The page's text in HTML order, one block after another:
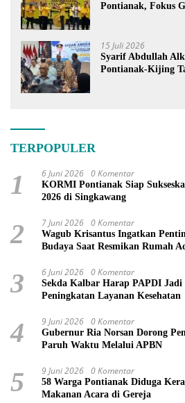
Pontianak, Fokus
15 Juli 2026
Syarif Abdullah
Pontianak-Kijing
TERPOPULER
1 6 Juni 2026 0 Komentar
KORMI Pontianak Siap
2026 di Singkawang
2 7 Juni 2026 0 Komentar
Wagub Krisantus Ingatkan
Budaya Saat Resmikan Rumah
3 6 Juni 2026 0 Komentar
Sekda Kalbar Harap PAPDI Jadi
Peningkatan Layanan Kesehatan
4 9 Juni 2026 0 Komentar
Gubernur Ria Norsan Dorong
Paruh Waktu Melalui APBN
5 9 Juni 2026 0 Komentar
58 Warga Pontianak Diduga
Makanan Acara di Gereja